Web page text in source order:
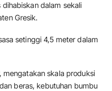
dalam sekali
Gresik.
setinggi 4,5 meter dalam
mengatakan skala produksi
beras, kebutuhan bumbu